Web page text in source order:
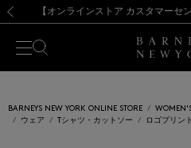
【夏季休業に伴う出荷一時停
熊本県を中心とした地震の影響
【開催中】SUMMER
【夏季休業に伴う出荷一時停
BARNEYS NEW YORK ONLINE STORE
ウェア
Tシャツ・カットソー ロゴプリン